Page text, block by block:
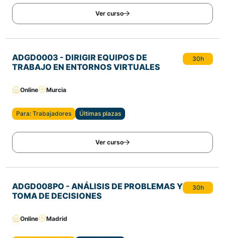
Ver curso
ADGD0003 - DIRIGIR EQUIPOS DE
TRABAJO EN ENTORNOS VIRTUALES
30h
Online Murcia
Para: Trabajadores Últimas plazas
Ver curso
ADGD008PO - ANÁLISIS DE PROBLEMAS Y
TOMA DE DECISIONES
30h
Online Madrid